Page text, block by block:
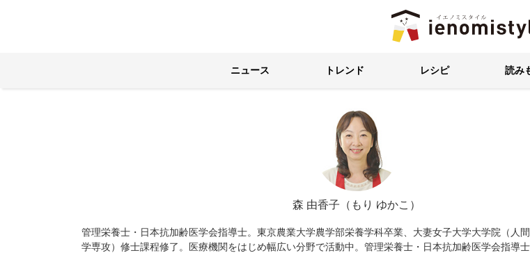
イエノミス
ニュース トレンド レシピ 読み
森 由香子（もり ゆかこ）
管理栄養士・日本抗加齢医学会指導士。東京農業大学農学部栄養学科卒業、大妻女子大学大学院（人
学専攻）修士課程修了。医療機関をはじめ幅広い分野で活動中。管理栄養士・日本抗加齢医学会指導